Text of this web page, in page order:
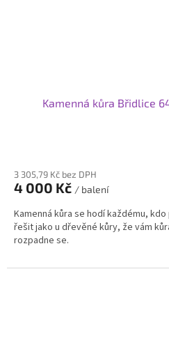
Kamenná kůra Břidlice
3 305,79 Kč bez DPH
4 000 Kč / balení
Kamenná kůra se hodí každému,
řešit jako u dřevěné kůry, že vám
rozpadne se.